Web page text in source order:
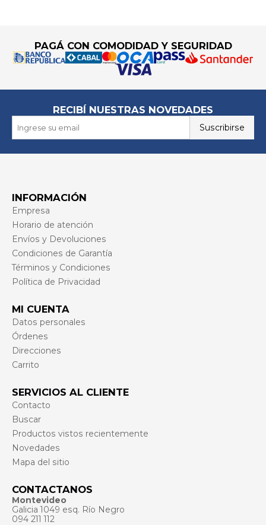
PAGÁ CON COMODIDAD Y SEGURIDAD
RECIBÍ NUESTRAS NOVEDADES
Suscribirse
INFORMACIÓN
Empresa
Horario de atención
Envíos y Devoluciones
Condiciones de Garantía
Términos y Condiciones
Política de Privacidad
MI CUENTA
Datos personales
Órdenes
Direcciones
Carrito
SERVICIOS AL CLIENTE
Contacto
Buscar
Productos vistos recientemente
Novedades
Mapa del sitio
CONTACTANOS
Montevideo
Galicia 1049 esq. Río Negro
094 211 112